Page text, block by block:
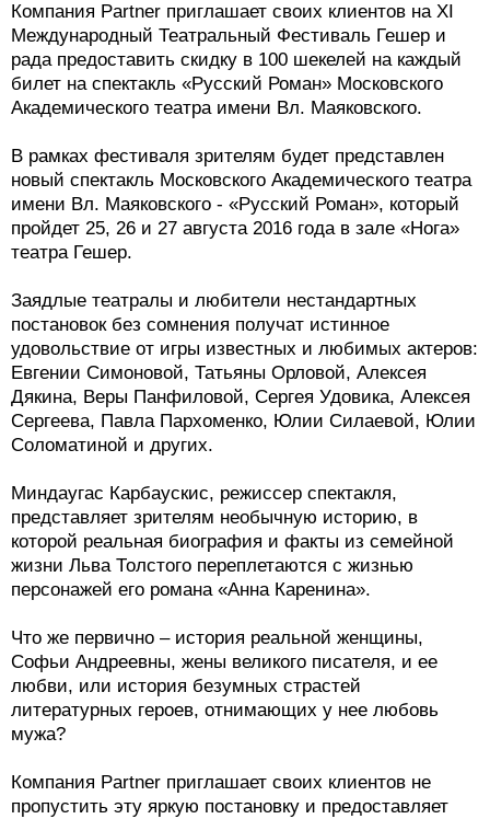
Компания Partner приглашает своих клиентов на XI
Международный Театральный Фестиваль Гешер и
рада предоставить скидку в 100 шекелей на каждый
билет на спектакль «Русский Роман» Московского
Академического театра имени Вл. Маяковского.
В рамках фестиваля зрителям будет представлен
новый спектакль Московского Академического театра
имени Вл. Маяковского - «Русский Роман», который
пройдет 25, 26 и 27 августа 2016 года в зале «Нога»
театра Гешер.
Заядлые театралы и любители нестандартных
постановок без сомнения получат истинное
удовольствие от игры известных и любимых актеров:
Евгении Симоновой, Татьяны Орловой, Алексея
Дякина, Веры Панфиловой, Сергея Удовика, Алексея
Сергеева, Павла Пархоменко, Юлии Силаевой, Юлии
Соломатиной и других.
Миндаугас Карбаускис, режиссер спектакля,
представляет зрителям необычную историю, в
которой реальная биография и факты из семейной
жизни Льва Толстого переплетаются с жизнью
персонажей его романа «Анна Каренина».
Что же первично – история реальной женщины,
Софьи Андреевны, жены великого писателя, и ее
любви, или история безумных страстей
литературных героев, отнимающих у нее любовь
мужа?
Компания Partner приглашает своих клиентов не
пропустить эту яркую постановку и предоставляет